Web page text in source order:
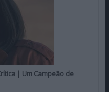
| Um Campeão de